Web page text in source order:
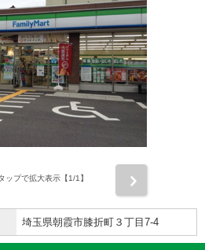
ップで拡大表示【1/1】
埼玉県朝霞市膝折町３丁目7-4